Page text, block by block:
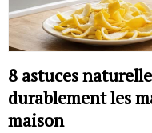
8 astuces
durablement les
maison